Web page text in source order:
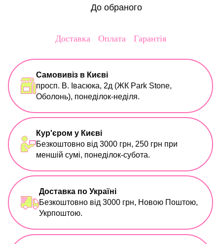
До обраного
Доставка Оплата Гарантія
Самовивіз в Києві
просп. В. Івасюка, 2д (ЖК Park Stone,
Оболонь), понеділок-неділя.
Кур'єром у Києві
Безкоштовно від 3000 грн, 250 грн при
меншій сумі, понеділок-субота.
Доставка по Україні
Безкоштовно від 3000 грн, Новою Поштою,
Укрпоштою.